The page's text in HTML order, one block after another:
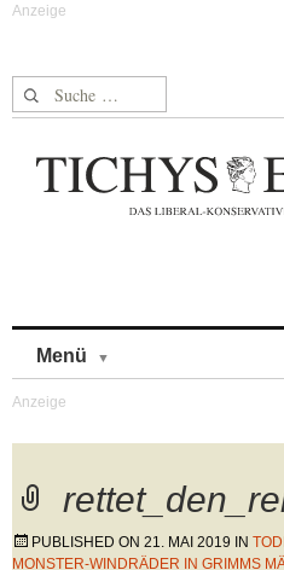
Suche nach:
Menü
PUBLISHED ON 21. MAI 2019 IN
MONSTER-WINDRÄDER IN GRIMMS